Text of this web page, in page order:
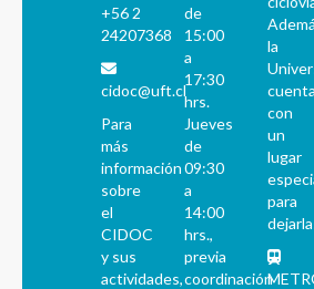
+56 2
24207368
cidoc@uft.cl
Para
más
información
sobre
el
CIDOC
y sus
actividades,
de
15:00
a
17:30
hrs.
Jueves
de
09:30
a
14:00
hrs.,
previa
coordinación
la
cuenta
con
un
lugar
para